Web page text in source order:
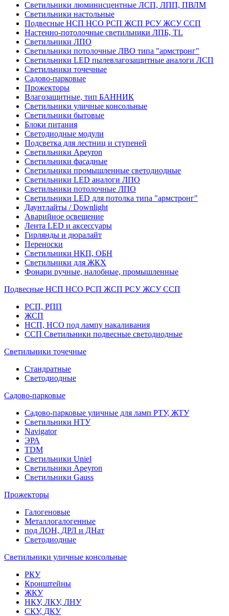
Светильники люминисцентные ЛСП, ЛПП, ПВЛМ
Светильники настольные
Подвесные НСП НСО РСП ЖСП РСУ ЖСУ ССП
Настенно-потолочные светильники ЛПБ, TL
Светильники ЛПО
Светильники потолочные ЛВО типа "армстронг"
Светильники LED пылевлагозащитные аналоги ЛСП
Светильники точечные
Садово-парковые
Прожекторы
Влагозащитные, тип БАННИК
Светильники уличные консольные
Светильники бытовые
Блоки питания
Светодиодные модули
Подсветка для лестниц и ступеней
Светильники Apeyron
Светильники фасадные
Светильники промышленные светодиодные
Светильники LED аналоги ЛПО
Светильники потолочные ЛПО
Светильники LED для потолка типа "армстронг"
Даунтлайты / Downlight
Аварийное освещение
Лента LED и аксессуары
Гирлянды и дюралайт
Переноски
Светильники НКП, ОБН
Светильники для ЖКХ
Фонари ручные, налобные, промышленные
Подвесные НСП НСО РСП ЖСП РСУ ЖСУ ССП
РСП, РПП
ЖСП
НСП, НСО под лампу накаливания
ССП Светильники подвесные светодиодные
Светильники точечные
Стандратные
Светодиодные
Садово-парковые
Садово-парковые уличные для ламп РТУ, ЖТУ
Светильники НТУ
Navigator
ЭРА
TDM
Светильники Uniel
Светильники Apeyron
Светильники Gauss
Прожекторы
Галогеновые
Металлогалогенные
под ЛОН, ДРЛ и ДНат
Светодиодные
Светильники уличные консольные
РКУ
Кронштейны
ЖКУ
НКУ, ЛКУ, ЛНУ
СКУ, ДКУ